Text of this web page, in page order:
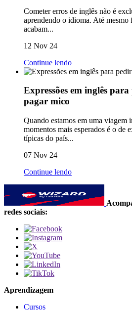
Cometer erros de inglês não é
aprendendo o idioma. Até mesmo
acabam...
12 Nov 24
Continue lendo
Expressões em inglês
pagar mico
Quando estamos em uma viagem
momentos mais esperados é o de
típicas do país...
07 Nov 24
Continue lendo
redes sociais:
Aprendizagem
Cursos